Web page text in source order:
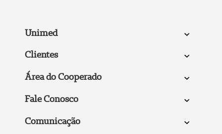
Unimed
Clientes
Área do Cooperado
Fale Conosco
Comunicação